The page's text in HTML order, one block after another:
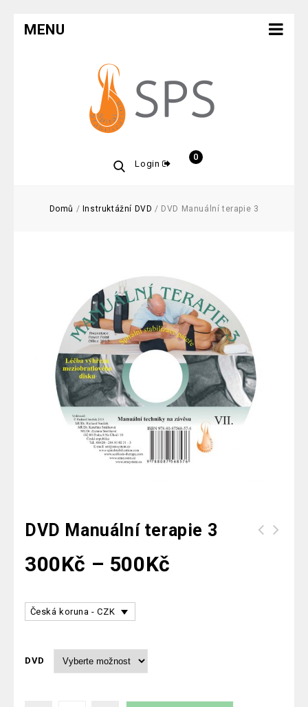
MENU
Login
0
Domů / Instruktážní DVD / DVD Manuální terapie 3
DVD Manuální terapie 3
300Kč – 500Kč
Česká koruna - CZK
DVD